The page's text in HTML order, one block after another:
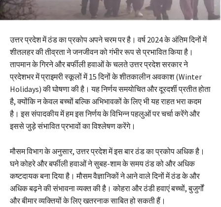
उत्तर प्रदेश में ठंड का प्रकोप अपने चरम पर है। वर्ष 2024 के अंतिम दिनों में
शीतलहर की तीव्रता ने जनजीवन को गंभीर रूप से प्रभावित किया है।
तापमान के गिरने और बर्फीली हवाओं के चलते उत्तर प्रदेश सरकार ने
प्रदेशभर में प्राइमरी स्कूलों में 15 दिनों के शीतकालीन अवकाश (Winter
Holidays) की घोषणा की है। यह निर्णय समयोचित और दूरदर्शी प्रतीत होता
है, क्योंकि न केवल बच्चों बल्कि अभिभावकों के लिए भी यह राहत भरा कदम
है। इस संपादकीय में हम इस निर्णय के विभिन्न पहलुओं पर चर्चा करेंगे और
इससे जुड़े संभावित प्रभावों का विश्लेषण करेंगे।
मौसम विभाग के अनुसार, उत्तर प्रदेश में इस बार ठंड का प्रकोप अधिक है।
घने कोहरे और बर्फीली हवाओं ने सुबह-शाम के समय ठंड को और अधिक
कष्टदायक बना दिया है। मौसम वैज्ञानिकों ने आने वाले दिनों में ठंड के और
अधिक बढ़ने की संभावना व्यक्त की है। कोहरा और ठंडी हवाएं बच्चों, बुजुर्गों
और बीमार व्यक्तियों के लिए खतरनाक साबित हो सकती हैं।